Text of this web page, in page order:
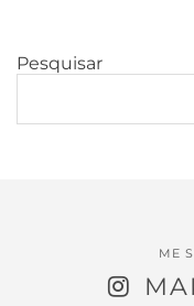
Pesquisar
ME